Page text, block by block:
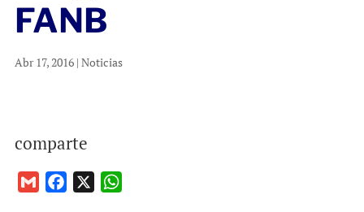
FANB
Abr 17, 2016| Noticias
comparte